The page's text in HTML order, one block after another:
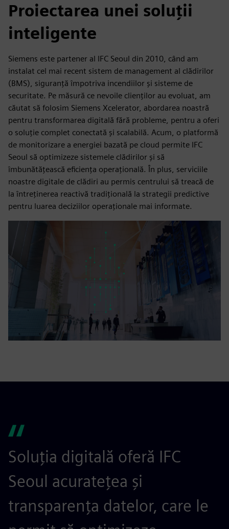
Proiectarea unei soluții
inteligente
Siemens este partener al IFC Seoul din 2010, când am
instalat cel mai recent sistem de management al clădirilor
(BMS), siguranță împotriva incendiilor și sisteme de
securitate. Pe măsură ce nevoile clienților au evoluat, am
căutat să folosim Siemens Xcelerator, abordarea noastră
pentru transformarea digitală fără probleme, pentru a oferi
o soluție complet conectată și scalabilă. Acum, o platformă
de monitorizare a energiei bazată pe cloud permite IFC
Seoul să optimizeze sistemele clădirilor și să
îmbunătățească eficiența operațională. În plus, serviciile
noastre digitale de clădiri au permis centrului să treacă de
la întreținerea reactivă tradițională la strategii predictive
pentru luarea deciziilor operaționale mai informate.
Soluția digitală oferă IFC
Seoul acuratețea și
transparența datelor, care le